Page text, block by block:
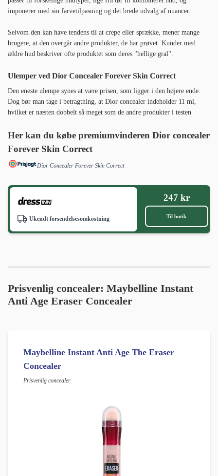
imponerer med sin farvetilpasning og det brede udvalg af nuancer.
Selvom den kan have tendens til at crepe eller sprække, mener mange
brugere, at den overgår andre produkter, de har prøvet. Kunder med
ældre hud beskriver ofte produktet som deres "hellige gral".
Ulemper ved Dior Concealer Forever Skin Correct
Den eneste ulempe synes at være prisen, som ligger i den højere ende.
Dog bør man tage i betragtning, at Dior concealer indeholder 11 ml,
hvilket er næsten dobbelt så meget som de andre produkter i testen
Her kan du købe premiumvinderen Dior concealer
Forever Skin Correct
Dior Concealer Forever Skin Correct
Ukendt forsendelsesomkostning
247 kr
Til butik
Prisvenlig concealer: Maybelline Instant
Anti Age Eraser Concealer
Maybelline Instant Anti Age The Eraser
Concealer
Prisvenlig concealer